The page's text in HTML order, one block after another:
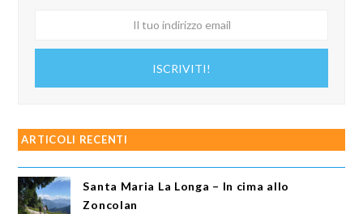
ISCRIVITI!
ARTICOLI RECENTI
Santa Maria La Longa – In cima allo
Zoncolan